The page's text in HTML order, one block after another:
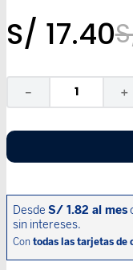
S/ 17.40
＋
－